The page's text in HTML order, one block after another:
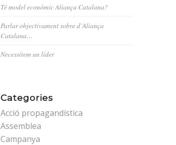
Té model econòmic Aliança Catalana?
Parlar objectivament sobre d’Aliança
Catalana…
Necessitem un líder
Categories
Acció propagandística
Assemblea
Campanya